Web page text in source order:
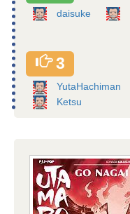
daisuke
3
YutaHachiman
Ketsu